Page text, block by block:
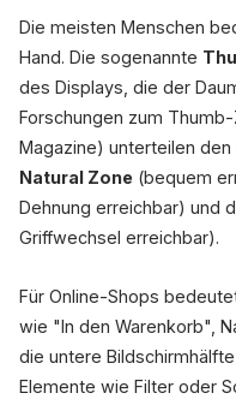
Die meisten Menschen
Hand. Die sogenannte
des Displays, die der
Forschungen zum
Magazine) unterteilen den
Natural Zone (bequem
Dehnung erreichbar) und
Griffwechsel erreichbar).
Für Online-Shops
wie "In den Warenkorb",
die untere
Elemente wie Filter oder